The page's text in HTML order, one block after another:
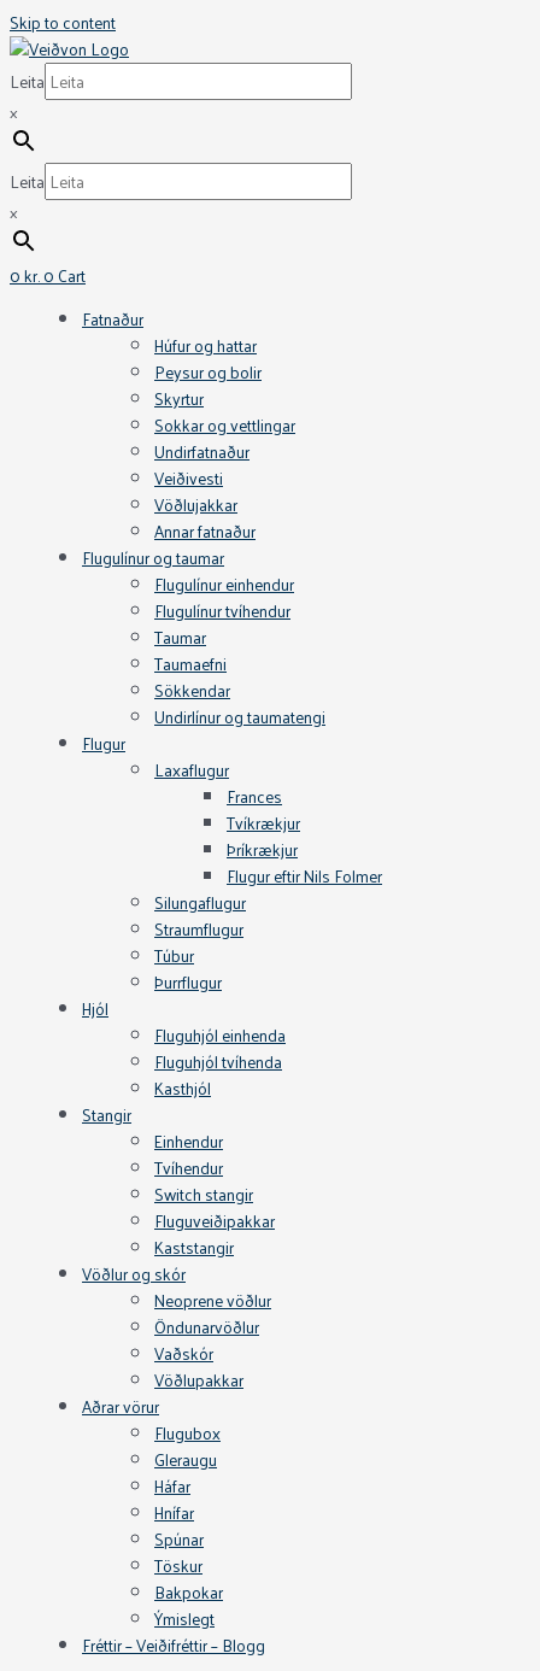
Skip to content
Leita
×
Leita
×
0kr.0Cart
Fatnaður
Húfur og hattar
Peysur og bolir
Skyrtur
Sokkar og vettlingar
Undirfatnaður
Veiðivesti
Vöðlujakkar
Annar fatnaður
Flugulínur og taumar
Flugulínur einhendur
Flugulínur tvíhendur
Taumar
Taumaefni
Sökkendar
Undirlínur og taumatengi
Flugur
Laxaflugur
Frances
Tvíkrækjur
Þríkrækjur
Flugur eftir Nils Folmer
Silungaflugur
Straumflugur
Túbur
Þurrflugur
Hjól
Fluguhjól einhenda
Fluguhjól tvíhenda
Kasthjól
Stangir
Einhendur
Tvíhendur
Switch stangir
Fluguveiðipakkar
Kaststangir
Vöðlur og skór
Neoprene vöðlur
Öndunarvöðlur
Vaðskór
Vöðlupakkar
Aðrar vörur
Flugubox
Gleraugu
Háfar
Hnífar
Spúnar
Töskur
Bakpokar
Ýmislegt
Fréttir – Veiðifréttir – Blogg